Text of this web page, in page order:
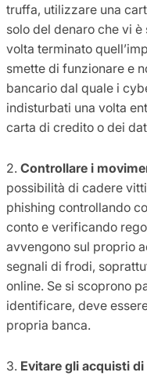
truffa, utilizzare una
solo del denaro che vi è
volta terminato
smette di funzionare e
bancario dal quale i
indisturbati una volta
carta di credito o dei
2. Controllare i
possibilità di cadere
phishing controllando
conto e verificando
avvengono sul proprio
segnali di frodi,
online. Se si scoprono
identificare, deve
propria banca.
3. Evitare gli acquisti